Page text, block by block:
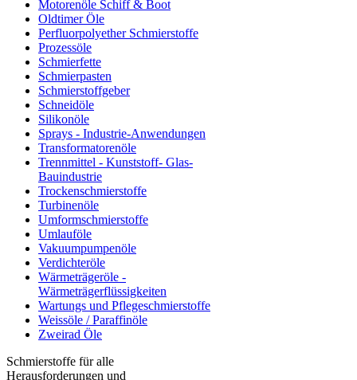
Motorenöle Schiff & Boot
Oldtimer Öle
Perfluorpolyether Schmierstoffe
Prozessöle
Schmierfette
Schmierpasten
Schmierstoffgeber
Schneidöle
Silikonöle
Sprays - Industrie-Anwendungen
Transformatorenöle
Trennmittel - Kunststoff- Glas-
Bauindustrie
Trockenschmierstoffe
Turbinenöle
Umformschmierstoffe
Umlauföle
Vakuumpumpenöle
Verdichteröle
Wärmeträgeröle -
Wärmeträgerflüssigkeiten
Wartungs und Pflegeschmierstoffe
Weissöle / Paraffinöle
Zweirad Öle
Schmierstoffe für alle
Herausforderungen und